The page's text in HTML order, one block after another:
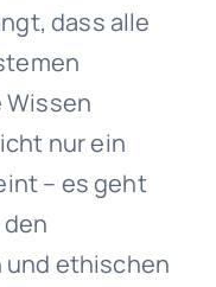
dass alle
nur ein
– es geht
ethischen